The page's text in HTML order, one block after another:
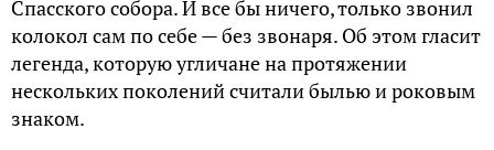
Спасского собора. И все бы ничего, только звонил
колокол сам по себе — без звонаря. Об этом гласит
легенда, которую угличане на протяжении
нескольких поколений считали былью и роковым
знаком.